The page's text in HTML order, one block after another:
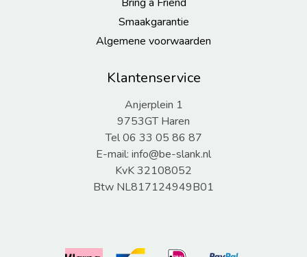
Smaakgarantie
Algemene voorwaarden
Klantenservice
Anjerplein 1
9753GT Haren
Tel 06 33 05 86 87
E-mail: info@be-slank.nl
KvK 32108052
Btw NL817124949B01